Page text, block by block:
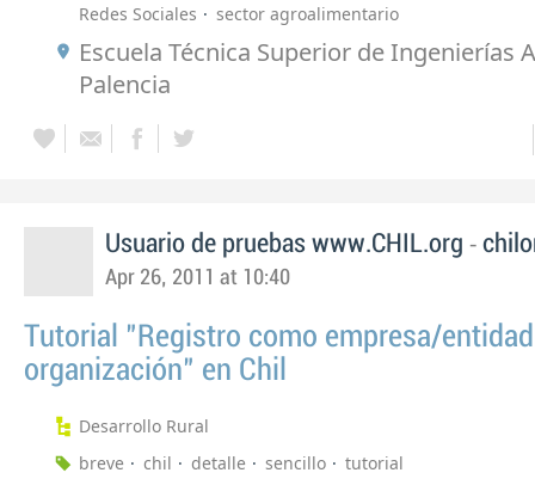
Redes Sociales
sector agroalimentario
Escuela Técnica Superior de Ingenierías
Palencia
Usuario de pruebas www.CHIL.org -
Apr 26, 2011 at 10:40
Tutorial "Registro como empresa/
organización" en Chil
Desarrollo Rural
breve
chil detalle sencillo tutorial